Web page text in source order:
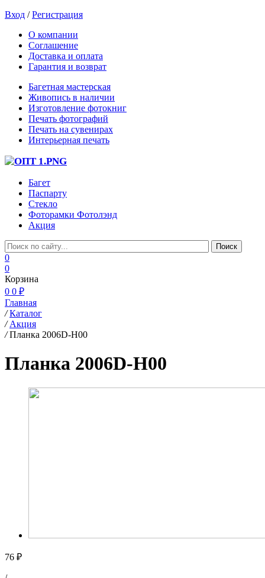
Вход /Регистрация
О компании
Соглашение
Доставка и оплата
Гарантия и возврат
Багетная мастерская
Живопись в наличии
Изготовление фотокниг
Печать фотографий
Печать на сувенирах
Интерьерная печать
Багет
Паспарту
Стекло
Фоторамки Фотолэнд
Акция
0
0
Корзина
0 0 ₽
Главная
/ Каталог
/ Акция
/ Планка 2006D-H00
Планка 2006D-H00
76 ₽